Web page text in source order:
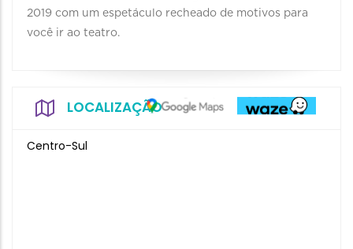
2019 com um espetáculo recheado de motivos para
você ir ao teatro.
LOCALIZAÇÃO
Centro-Sul